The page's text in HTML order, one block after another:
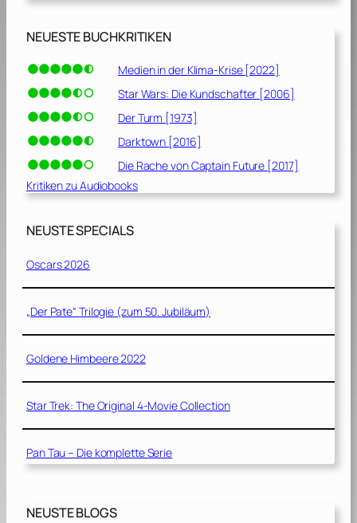
NEUESTE BUCHKRITIKEN
Medien in der Klima-Krise [2022]
Star Wars: Die Kundschafter [2006]
Der Turm [1973]
Darktown [2016]
Die Rache von Captain Future [2017]
Kritiken zu Audiobooks
NEUSTE SPECIALS
Oscars 2026
„Der Pate“ Trilogie (zum 50. Jubiläum)
Goldene Himbeere 2022
Star Trek: The Original 4-Movie Collection
Pan Tau – Die komplette Serie
NEUSTE BLOGS